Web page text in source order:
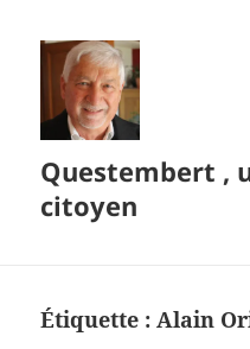
Questembert ,
citoyen
Étiquette :Alain